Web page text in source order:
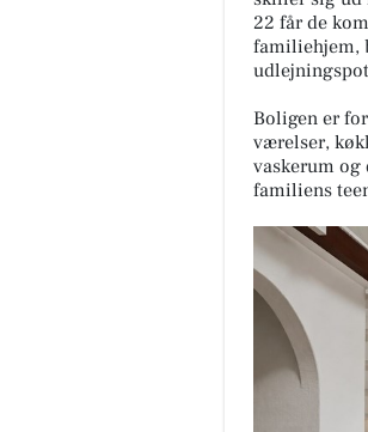
22 får de
familiehjem,
Boligen er
værelser,
vaskerum
familiens